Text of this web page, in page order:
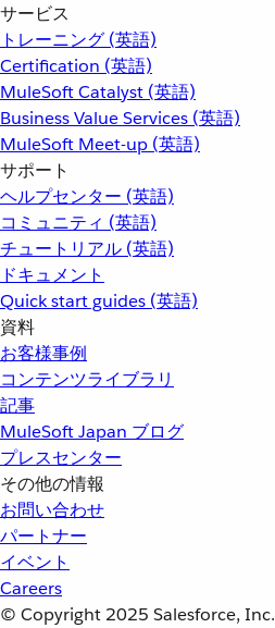
サービス
トレーニング (英語)
Certification (英語)
MuleSoft Catalyst (英語)
Business Value Services (英語)
MuleSoft Meet-up (英語)
サポート
ヘルプセンター (英語)
コミュニティ (英語)
チュートリアル (英語)
ドキュメント
Quick start guides (英語)
資料
お客様事例
コンテンツライブラリ
記事
MuleSoft Japan ブログ
プレスセンター
その他の情報
お問い合わせ
パートナー
イベント
Careers
© Copyright 2025 Salesforce, Inc.